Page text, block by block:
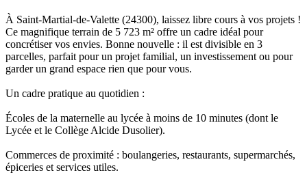
À Saint-Martial-de-Valette (24300), laissez libre cours à vos projets !
Ce magnifique terrain de 5 723 m² offre un cadre idéal pour
concrétiser vos envies. Bonne nouvelle : il est divisible en 3
parcelles, parfait pour un projet familial, un investissement ou pour
garder un grand espace rien que pour vous.
Un cadre pratique au quotidien :
Écoles de la maternelle au lycée à moins de 10 minutes (dont le
Lycée et le Collège Alcide Dusolier).
Commerces de proximité : boulangeries, restaurants, supermarchés,
épiceries et services utiles.